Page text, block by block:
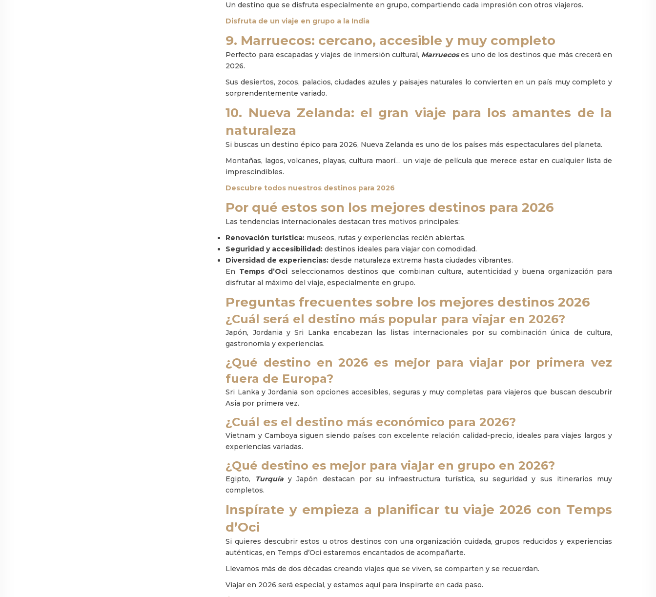
Un destino que se disfruta especialmente en grupo, compartiendo cada impresión con otros viajeros.
Disfruta de un viaje en grupo a la India
9. Marruecos: cercano, accesible y muy completo
Perfecto para escapadas y viajes de inmersión cultural, Marruecoses uno de los destinos que más crecerá en
2026.
Sus desiertos, zocos, palacios, ciudades azules y paisajes naturales lo convierten en un país muy completo y
sorprendentemente variado.
10. Nueva Zelanda: el gran viaje para los amantes de la
naturaleza
Si buscas un destino épico para 2026, Nueva Zelanda es uno de los países más espectaculares del planeta.
Montañas, lagos, volcanes, playas, cultura maorí… un viaje de película que merece estar en cualquier lista de
imprescindibles.
Descubre todos nuestros destinos para 2026
Por qué estos son los mejores destinos para 2026
Las tendencias internacionales destacan tres motivos principales:
Renovación turística: museos, rutas y experiencias recién abiertas.
Seguridad y accesibilidad: destinos ideales para viajar con comodidad.
Diversidad de experiencias: desde naturaleza extrema hasta ciudades vibrantes.
En Temps d’Oci seleccionamos destinos que combinan cultura, autenticidad y buena organización para
disfrutar al máximo del viaje, especialmente en grupo.
Preguntas frecuentes sobre los mejores destinos 2026
¿Cuál será el destino más popular para viajar en 2026?
Japón, Jordania y Sri Lanka encabezan las listas internacionales por su combinación única de cultura,
gastronomía y experiencias.
¿Qué destino en 2026 es mejor para viajar por primera vez
fuera de Europa?
Sri Lanka y Jordania son opciones accesibles, seguras y muy completas para viajeros que buscan descubrir
Asia por primera vez.
¿Cuál es el destino más económico para 2026?
Vietnam y Camboya siguen siendo países con excelente relación calidad-precio, ideales para viajes largos y
experiencias variadas.
¿Qué destino es mejor para viajar en grupo en 2026?
Egipto, Turquíay Japón destacan por su infraestructura turística, su seguridad y sus itinerarios muy
completos.
Inspírate y empieza a planificar tu viaje 2026 con Temps
d’Oci
Si quieres descubrir estos u otros destinos con una organización cuidada, grupos reducidos y experiencias
auténticas, en Temps d’Oci estaremos encantados de acompañarte.
Llevamos más de dos décadas creando viajes que se viven, se comparten y se recuerdan.
Viajar en 2026 será especial, y estamos aquí para inspirarte en cada paso.